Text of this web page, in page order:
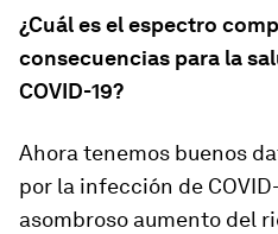
¿Cuál es el espectro
consecuencias para la
COVID-19?
Ahora tenemos buenos
por la infección de
asombroso aumento del